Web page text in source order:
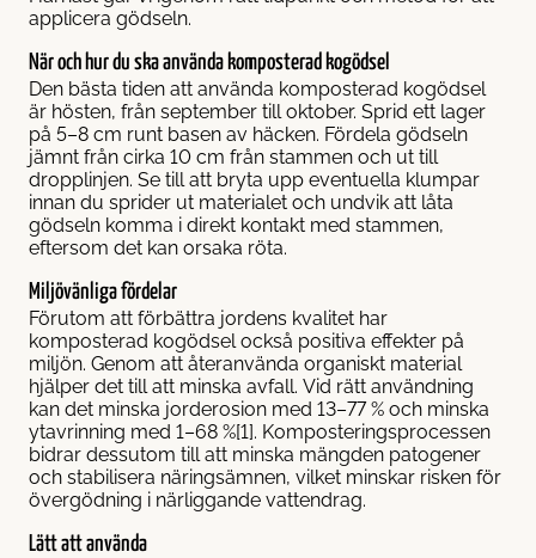
applicera gödseln.
När och hur du ska använda komposterad kogödsel
Den bästa tiden att använda komposterad kogödsel
är hösten, från september till oktober. Sprid ett lager
på 5–8 cm runt basen av häcken. Fördela gödseln
jämnt från cirka 10 cm från stammen och ut till
dropplinjen. Se till att bryta upp eventuella klumpar
innan du sprider ut materialet och undvik att låta
gödseln komma i direkt kontakt med stammen,
eftersom det kan orsaka röta.
Miljövänliga fördelar
Förutom att förbättra jordens kvalitet har
komposterad kogödsel också positiva effekter på
miljön. Genom att återanvända organiskt material
hjälper det till att minska avfall. Vid rätt användning
kan det minska jorderosion med 13–77 % och minska
ytavrinning med 1–68 %[1]. Komposteringsprocessen
bidrar dessutom till att minska mängden patogener
och stabilisera näringsämnen, vilket minskar risken för
övergödning i närliggande vattendrag.
Lätt att använda